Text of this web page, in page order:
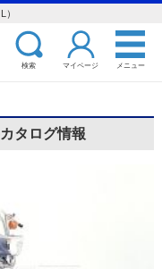
検索 マイページ メニュー
タログ情報